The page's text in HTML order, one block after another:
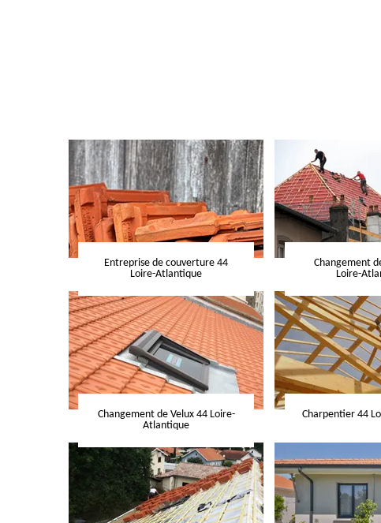
Entreprise de couverture 44
Loire-Atlantique
Changement
Loire-
Changement de Velux 44 Loire-
Atlantique
Charpentier 44